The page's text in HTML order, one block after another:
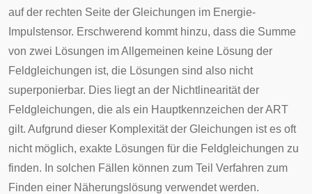
auf der rechten Seite der Gleichungen im Energie-
Impulstensor. Erschwerend kommt hinzu, dass die Summe
von zwei Lösungen im Allgemeinen keine Lösung der
Feldgleichungen ist, die Lösungen sind also nicht
superponierbar. Dies liegt an der Nichtlinearitätder
Feldgleichungen, die als ein Hauptkennzeichen der ART
gilt. Aufgrund dieser Komplexität der Gleichungen ist es oft
nicht möglich, exakte Lösungen für die Feldgleichungen zu
finden. In solchen Fällen können zum Teil Verfahren zum
Finden einer Näherungslösung verwendet werden.